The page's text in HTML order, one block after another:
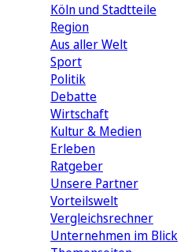
Köln und Stadtteile
Region
Aus aller Welt
Sport
Politik
Debatte
Wirtschaft
Kultur & Medien
Erleben
Ratgeber
Unsere Partner
Vorteilswelt
Vergleichsrechner
Unternehmen im Blick